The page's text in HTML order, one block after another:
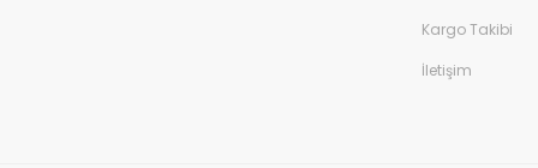
Kargo Takibi
İletişim